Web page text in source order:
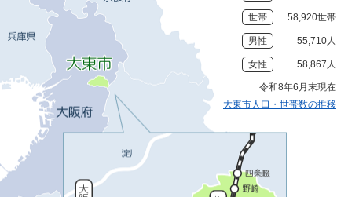
世帯 58,920世帯
男性 55,710人
女性 58,867人
令和8年6月末現在
大東市人口・世帯数の推移